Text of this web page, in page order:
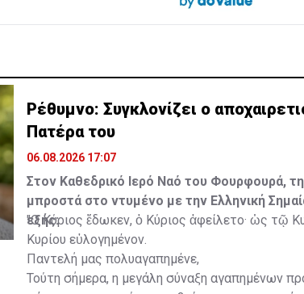
Ρέθυμνο: Συγκλονίζει ο
Πατέρα του
06.08.2026 17:07
Στον Καθεδρικό Ιερό Ναό του Φουρφουρά,
μπροστά στο ντυμένο με την Ελληνική
εξής:
"Ο Κύριος ἔδωκεν, ὁ Κύριος ἀφείλετο· ὡς τῷ
Κυρίου εὐλογημένον.
Παντελή μας πολυαγαπημένε,
Τούτη σήμερα, η μεγάλη σύναξη αγαπημένων